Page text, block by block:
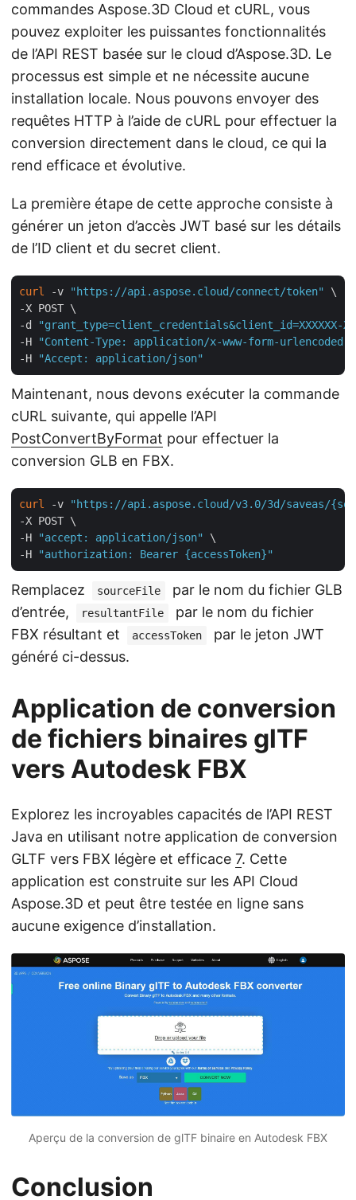
commandes Aspose.3D Cloud et cURL, vous
pouvez exploiter les puissantes fonctionnalités
de l’API REST basée sur le cloud d’Aspose.3D. Le
processus est simple et ne nécessite aucune
installation locale. Nous pouvons envoyer des
requêtes HTTP à l’aide de cURL pour effectuer la
conversion directement dans le cloud, ce qui la
rend efficace et évolutive.
La première étape de cette approche consiste à
générer un jeton d’accès JWT basé sur les détails
de l’ID client et du secret client.
curl -v "https://api.aspose.cloud/connect/token"
\
-X POST \
-d
"grant_type=client_credentials&client_id=XXXXXX-
-H
"Content-Type: application/x-www-form-urlencoded"
-H
"Accept: application/json"
Maintenant, nous devons exécuter la commande
cURL suivante, qui appelle l’API
PostConvertByFormat pour effectuer la
conversion GLB en FBX.
curl -v
"https://api.aspose.cloud/v3.0/3d/saveas/
-X POST \
-H
"accept: application/json"
\
-H
"authorization: Bearer {accessToken}"
Remplacez sourceFile
par le nom du fichier GLB
d’entrée,
resultantFile
par le nom du fichier
FBX résultant et
accessToken
par le jeton JWT
généré ci-dessus.
Application de conversion
de fichiers binaires glTF
vers Autodesk FBX
Explorez les incroyables capacités de l’API REST
Java en utilisant notre application de conversion
GLTF vers FBX légère et efficace 7. Cette
application est construite sur les API Cloud
Aspose.3D et peut être testée en ligne sans
aucune exigence d’installation.
Aperçu de la conversion de glTF binaire en Autodesk FBX
Conclusion